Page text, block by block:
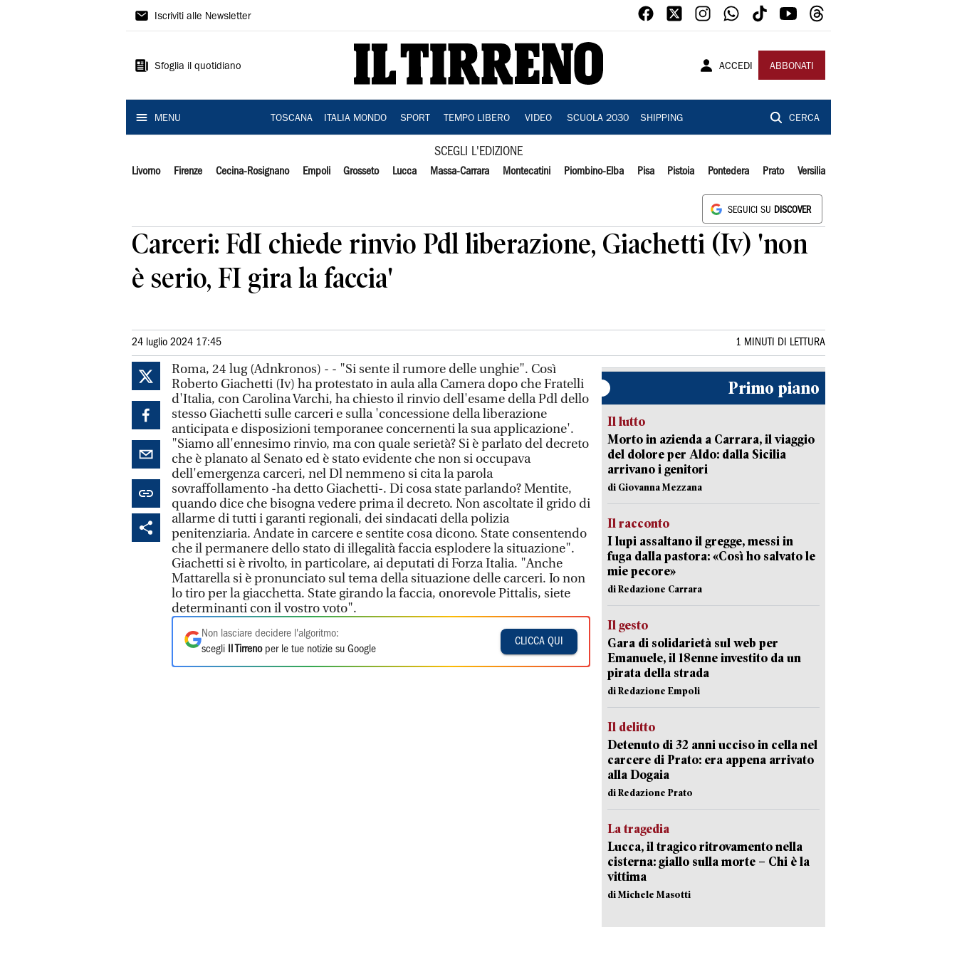
Il
Iscriviti alle Newsletter
Sfoglia il quotidiano ACCEDI ABBONATI
MENU TOSCANA ITALIA MONDO SPORT TEMPO LIBERO VIDEO SCUOLA 2030 SHIPPING CERCA
SCEGLI L'EDIZIONE
Livorno Firenze Cecina-Rosignano Empoli Grosseto Lucca Massa-Carrara Montecatini Piombino-Elba Pisa Pistoia Pontedera Prato Versilia
SEGUICI SU DISCOVER
Carceri: FdI chiede rinvio Pdl liberazione, Giachetti (Iv) 'non
è serio, FI gira la faccia'
24 luglio 2024 17:45 1 MINUTI DI LETTURA
Roma, 24 lug (Adnkronos) - - "Si sente il rumore delle unghie". Così
Roberto Giachetti (Iv) ha protestato in aula alla Camera dopo che Fratelli
d'Italia, con Carolina Varchi, ha chiesto il rinvio dell'esame della Pdl dello
stesso Giachetti sulle carceri e sulla 'concessione della liberazione
anticipata e disposizioni temporanee concernenti la sua applicazione'.
"Siamo all'ennesimo rinvio, ma con quale serietà? Si è parlato del decreto
che è planato al Senato ed è stato evidente che non si occupava
dell'emergenza carceri, nel Dl nemmeno si cita la parola
sovraffollamento -ha detto Giachetti-. Di cosa state parlando? Mentite,
quando dice che bisogna vedere prima il decreto. Non ascoltate il grido di
allarme di tutti i garanti regionali, dei sindacati della polizia
penitenziaria. Andate in carcere e sentite cosa dicono. State consentendo
che il permanere dello stato di illegalità faccia esplodere la situazione".
Giachetti si è rivolto, in particolare, ai deputati di Forza Italia. "Anche
Mattarella si è pronunciato sul tema della situazione delle carceri. Io non
lo tiro per la giacchetta. State girando la faccia, onorevole Pittalis, siete
determinanti con il vostro voto".
Non lasciare decidere l'algoritmo:
scegli
Il Tirrenoper le tue notizie su Google
CLICCA QUI
Primo piano
Il lutto
Morto in azienda a Carrara, il viaggio
del dolore per Aldo: dalla Sicilia
arrivano i genitori
di Giovanna Mezzana
Il racconto
I lupi assaltano il gregge, messi in
fuga dalla pastora: «Così ho salvato le
mie pecore»
di Redazione Carrara
Il gesto
Gara di solidarietà sul web per
Emanuele, il 18enne investito da un
pirata della strada
di Redazione Empoli
Il delitto
Detenuto di 32 anni ucciso in cella nel
carcere di Prato: era appena arrivato
alla Dogaia
di Redazione Prato
La tragedia
Lucca, il tragico ritrovamento nella
cisterna: giallo sulla morte – Chi è la
vittima
di Michele Masotti